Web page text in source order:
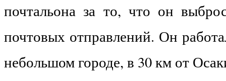
почтальона за то, что он
почтовых отправлений. Он
небольшом городе, в 30 км от